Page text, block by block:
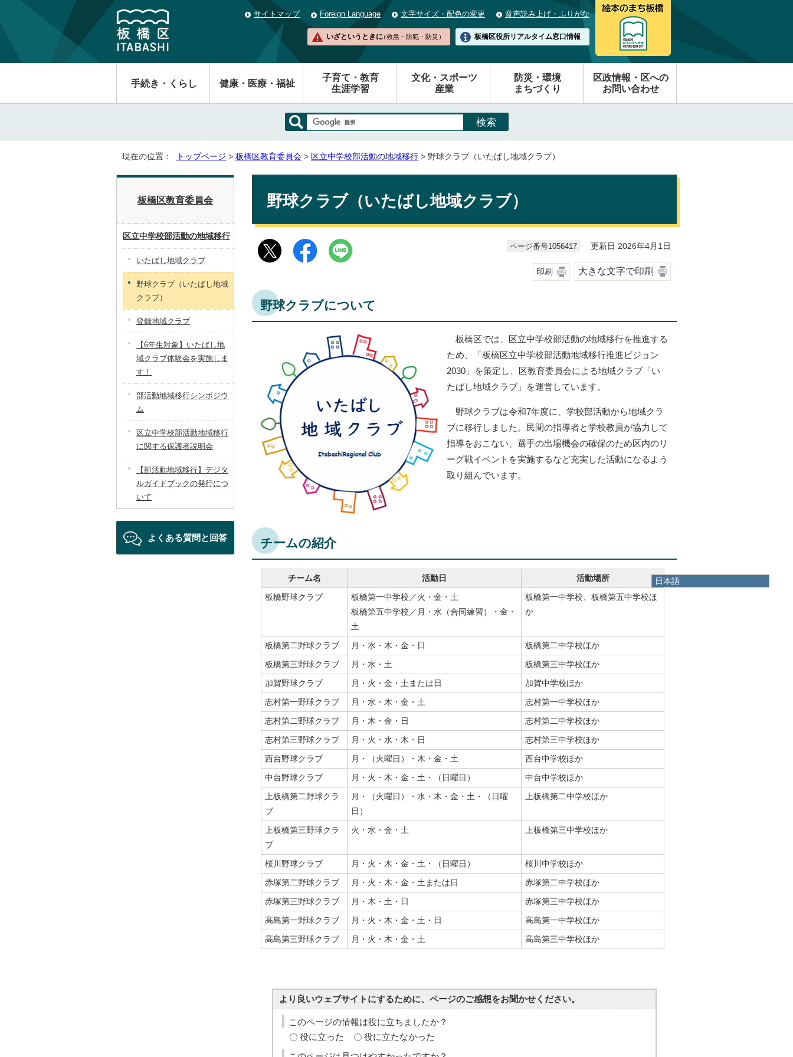
サイトマップ Foreign Language 文字サイズ・配色の変更 音声読み上げ・ふりがな
いざというときに（救急・防犯・防災） 板橋区役所リアルタイム窓口情報
日本語
日本語
手続き・くらし 健康・医療・福祉
子育て・教育
生涯学習
文化・スポーツ
産業
防災・環境
まちづくり
区政情報・区への
お問い合わせ
現在の位置： トップページ > 板橋区教育委員会 > 区立中学校部活動の地域移行 > 野球クラブ（いたばし地域クラブ）
野球クラブ（いたばし地域クラブ）
ページ番号1056417 更新日 2026年4月1日
印刷 大きな文字で印刷
野球クラブについて
板橋区では、区立中学校部活動の地域移行を推進する
ため、「板橋区立中学校部活動地域移行推進ビジョン
2030」を策定し、区教育委員会による地域クラブ「い
たばし地域クラブ」を運営しています。
野球クラブは令和7年度に、学校部活動から地域クラ
ブに移行しました。民間の指導者と学校教員が協力して
指導をおこない、選手の出場機会の確保のため区内のリ
ーグ戦イベントを実施するなど充実した活動になるよう
取り組んでいます。
チームの紹介
チーム名 活動日
活動場所
板橋野球クラブ
板橋第一中学校／火・金・土
板橋第五中学校／月・水（合同練習）・金・
土
板橋第一中学校、板橋第五中学校ほ
か
板橋第二野球クラブ 月・水・木・金・日
板橋第二中学校ほか
板橋第三野球クラブ
月・水・土
板橋第三中学校ほか
加賀野球クラブ
月・火・金・土または日
加賀中学校ほか
志村第一野球クラブ
月・水・木・金・土
志村第一中学校ほか
志村第二野球クラブ
月・木・金・日
志村第二中学校ほか
志村第三野球クラブ
月・火・水・木・日
志村第三中学校ほか
西台野球クラブ
月・（火曜日）・木・金・土
西台中学校ほか
中台野球クラブ
月・火・木・金・土・（日曜日）
中台中学校ほか
上板橋第二野球クラ
ブ
月・（火曜日）・水・木・金・土・（日曜
日）
上板橋第二中学校ほか
上板橋第三野球クラ
ブ
火・水・金・土 上板橋第三中学校ほか
桜川野球クラブ 月・火・木・金・土・（日曜日）
桜川中学校ほか
赤塚第二野球クラブ
月・火・木・金・土または日
赤塚第二中学校ほか
赤塚第三野球クラブ
月・木・土・日
赤塚第三中学校ほか
高島第一野球クラブ
月・火・木・金・土・日
高島第一中学校ほか
高島第三野球クラブ
月・火・木・金・土 高島第三中学校ほか
より良いウェブサイトにするために、ページのご感想をお聞かせください。
このページの情報は役に立ちましたか？
役に立った
役に立たなかった
板橋区教育委員会
区立中学校部活動の地域移行
いたばし地域クラブ
野球クラブ（いたばし地域
クラブ）
登録地域クラブ
【6年生対象】いたばし地
域クラブ体験会を実施しま
す！
部活動地域移行シンポジウ
ム
区立中学校部活動地域移行
に関する保護者説明会
【部活動地域移行】デジタ
ルガイドブックの発行につ
いて
よくある質問と回答